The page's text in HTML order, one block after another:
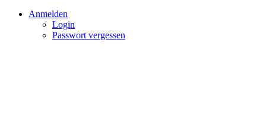
Anmelden
Login
Passwort vergessen